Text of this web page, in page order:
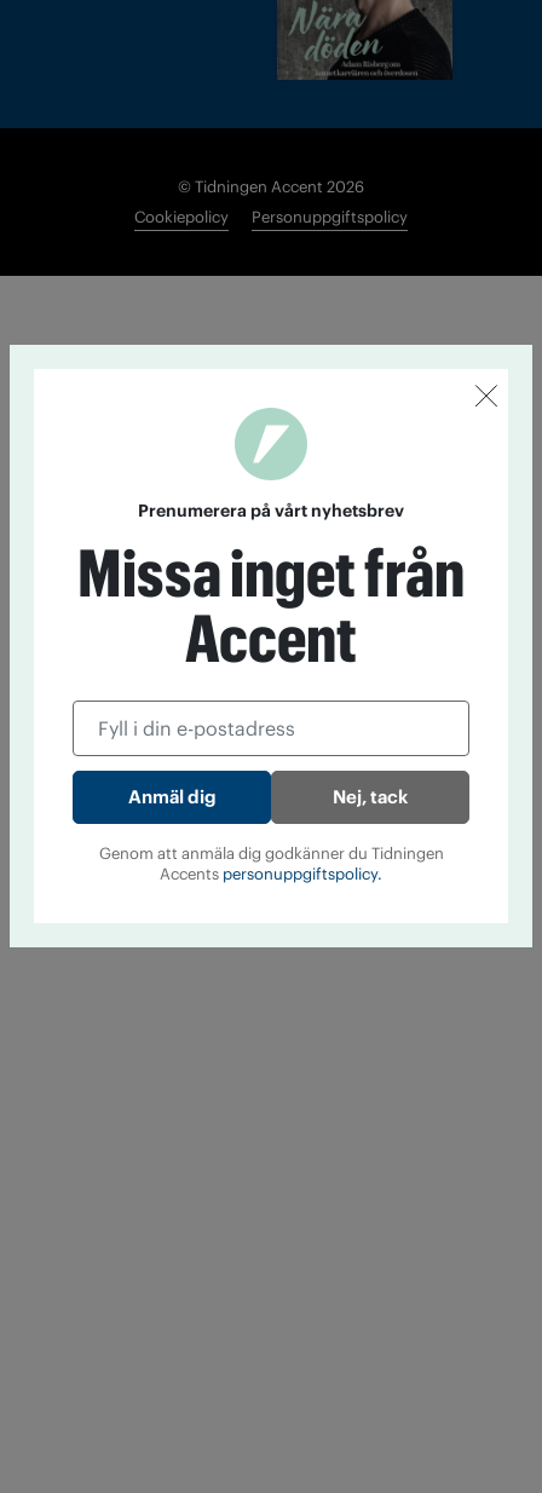
© Tidningen Accent 2026
Cookiepolicy
Personuppgiftspolicy
Prenumerera på vårt nyhetsbrev
Missa inget från
Accent
Nej, tack
Genom att anmäla dig godkänner du Tidningen
Accents personuppgiftspolicy.